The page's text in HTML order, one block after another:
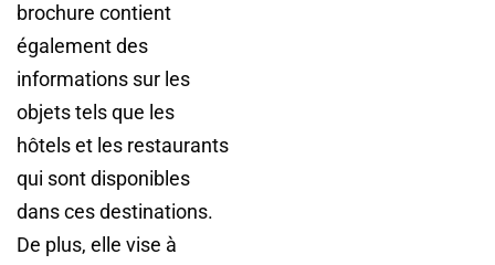
brochure contient
également des
informations sur les
objets tels que les
hôtels et les restaurants
qui sont disponibles
dans ces destinations.
De plus, elle vise à